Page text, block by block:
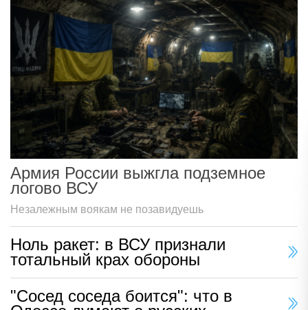
Армия России выжгла подземное
логово ВСУ
Незалежным воякам не позавидуешь
Ноль ракет: в ВСУ признали
тотальный крах обороны
"Сосед соседа боится": что в